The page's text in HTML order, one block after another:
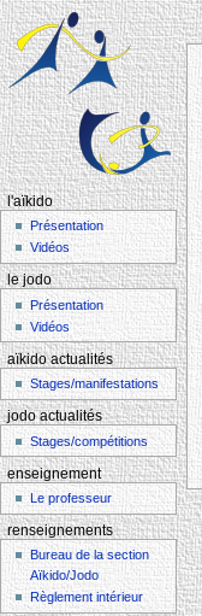
l'aïkido
Présentation
Vidéos
le jodo
Présentation
Vidéos
aïkido actualités
Stages/manifestations
jodo actualités
Stages/compétitions
enseignement
Le professeur
renseignements
Bureau de la section
Aïkido/Jodo
Règlement intérieur